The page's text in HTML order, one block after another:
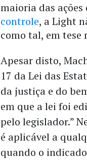
maioria das
controle, a Light
como tal, em tese
Apesar disto,
17 da Lei das
da justiça e do
em que a lei foi
pelo legislador.”
é aplicável a
quando o